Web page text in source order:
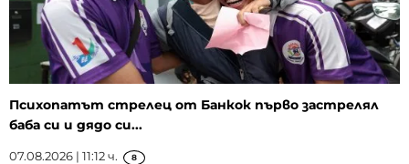
Психопатът стрелец от Банкок първо застрелял
баба си и дядо си...
07.08.2026 | 11:12 ч. 8